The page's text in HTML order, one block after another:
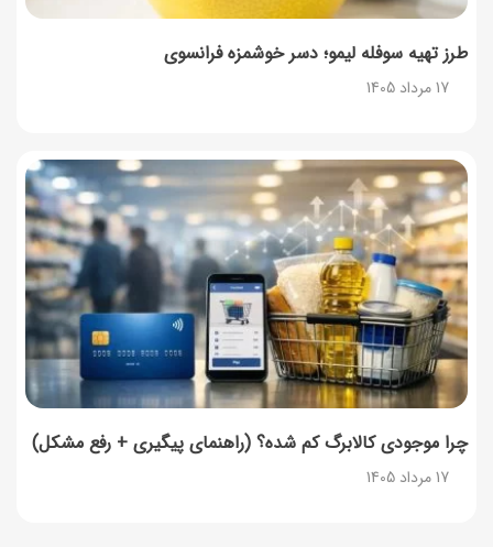
طرز تهیه سوفله لیمو؛ دسر خوشمزه فرانسوی
17 مرداد 1405
چرا موجودی کالابرگ کم شده؟ (راهنمای پیگیری + رفع مشکل)
17 مرداد 1405